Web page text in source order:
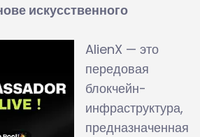
искусственного
AlienX — это
передовая
блокчейн-
инфраструктура,
предназначенная